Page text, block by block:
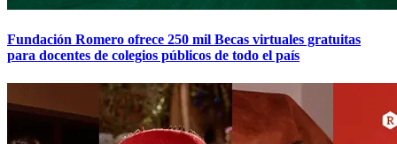
Fundación Romero ofrece 250 mil Becas virtuales gratuitas
para docentes de colegios públicos de todo el país